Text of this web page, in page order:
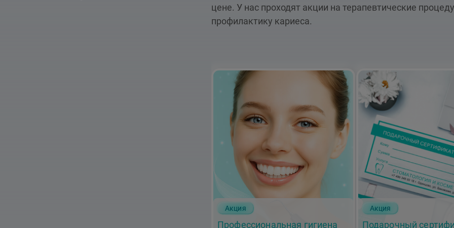
цене. У нас проходят акции на терапевтические
профилактику кариеса.
Акция
Профессиональная гигиена
Акция
Подарочный